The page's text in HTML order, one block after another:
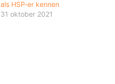
als HSP-er kennen
31 oktober 2021